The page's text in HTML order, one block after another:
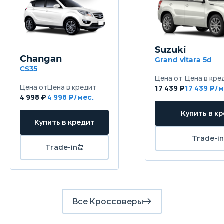
Передняя подвеска
Независимая - McPherson
Независимая - многорычажная
Передние тормоза
Дисковые вентилируемые
Changan
CS35
Цена от
4 998 ₽
Цена в кредит
4 998 ₽/мес.
Купить в кредит
Trade-in
Suzuki
Grand vitara 5d
Цена от
17 439 ₽
Цена в
17 439 ₽/
Купить в
Trade-in
Все Кроссоверы